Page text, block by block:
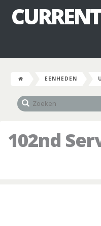
EENHEDEN
102nd